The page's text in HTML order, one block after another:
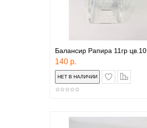
Балансир Рапира 11гр цв.10
140 р.
в закладки